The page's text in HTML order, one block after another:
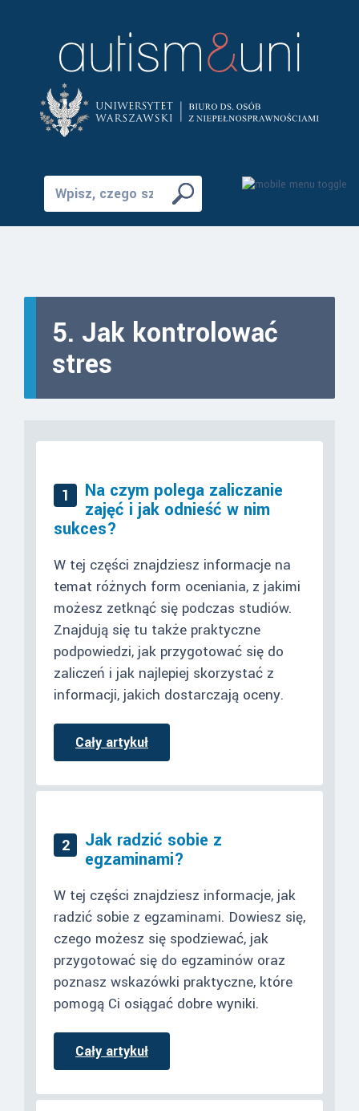
5. Jak kontrolować
stres
1
Na czym polega zaliczanie
zajęć i jak odnieść w nim
sukces?
W tej części znajdziesz informacje na
temat różnych form oceniania, z jakimi
możesz zetknąć się podczas studiów.
Znajdują się tu także praktyczne
podpowiedzi, jak przygotować się do
zaliczeń i jak najlepiej skorzystać z
informacji, jakich dostarczają oceny.
Cały artykuł
2
Jak radzić sobie z
egzaminami?
W tej części znajdziesz informacje, jak
radzić sobie z egzaminami. Dowiesz się,
czego możesz się spodziewać, jak
przygotować się do egzaminów oraz
poznasz wskazówki praktyczne, które
pomogą Ci osiągać dobre wyniki.
Cały artykuł